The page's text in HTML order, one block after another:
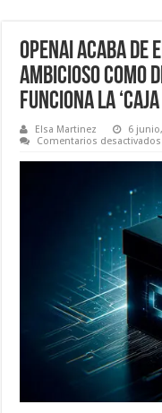
OpenAI acaba
ambicioso como
funciona la ‘caja
Elsa Martinez 6
Comentarios desactivados